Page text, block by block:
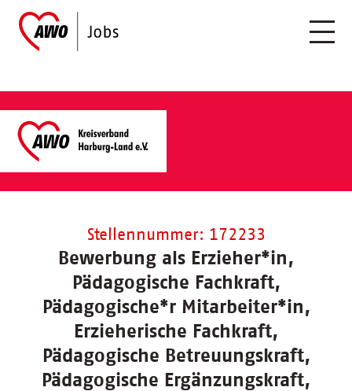
Stellennummer: 172233
Bewerbung als Erzieher*in,
Pädagogische Fachkraft,
Pädagogische*r Mitarbeiter*in,
Erzieherische Fachkraft,
Pädagogische Betreuungskraft,
Pädagogische Ergänzungskraft,